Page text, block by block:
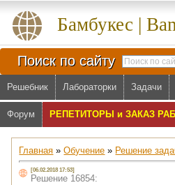
Бамбукес |
Поиск по сайту
Решебник Лабораторки Задачи
Форум РЕПЕТИТОРЫ и ЗАКАЗ
Главная »Обучение » Решение
[06.02.2018 17:53]
Решение 16854: